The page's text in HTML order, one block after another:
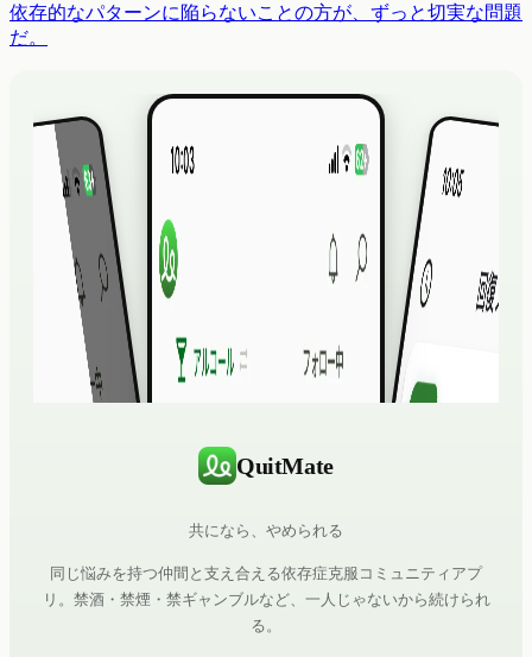
依存的なパターンに陥らないことの方が、ずっと切実な問題
だ。
QuitMate
共になら、やめられる
同じ悩みを持つ仲間と支え合える依存症克服コミュニティアプ
リ。禁酒・禁煙・禁ギャンブルなど、一人じゃないから続けられ
る。